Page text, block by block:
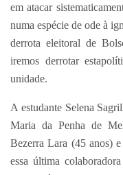
em atacar
numa espécie de ode à
derrota eleitoral de
iremos derrotar
unidade.
A estudante Selena
Maria da Penha de
Bezerra Lara (45 anos)
essa última